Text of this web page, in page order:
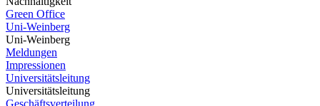
Green Office
Uni-Weinberg
Uni-Weinberg
Meldungen
Impressionen
Universitätsleitung
Universitätsleitung
Geschäftsverteilung